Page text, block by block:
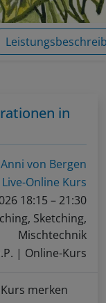
in
Anni von Bergen
Live-Online Kurs
18:15 – 21:30
Sketching,
Mischtechnik
| Online-Kurs
Kurs merken